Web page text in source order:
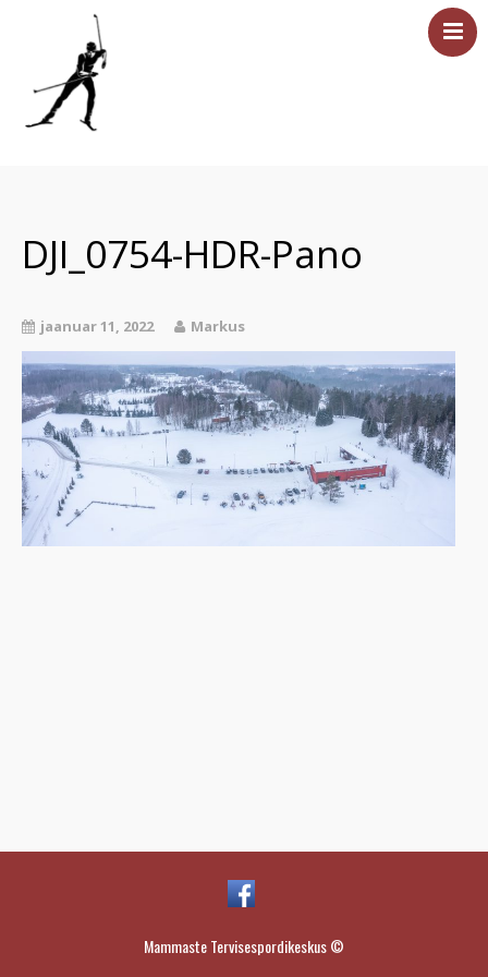
Majutus
Saun
Ettevõtetele
Üritused
Hinnakiri
Asukoht ja kontakt
DJI_0754-HDR-Pano
jaanuar 11, 2022 Markus
Mammaste Tervisespordikeskus ©